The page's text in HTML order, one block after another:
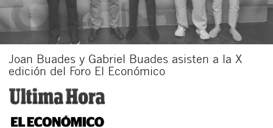
Joan Buades y Gabriel Buades asisten a la X
edición del Foro El Económico